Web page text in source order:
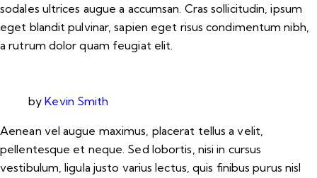
sodales ultrices augue a accumsan. Cras sollicitudin, ipsum
eget blandit pulvinar, sapien eget risus condimentum nibh,
a rutrum dolor quam feugiat elit.
byKevin Smith
Aenean vel augue maximus, placerat tellus a velit,
pellentesque et neque. Sed lobortis, nisi in cursus
vestibulum, ligula justo varius lectus, quis finibus purus nisl